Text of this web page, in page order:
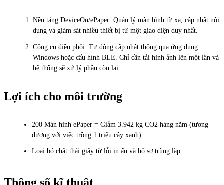
Nền tảng DeviceOn/ePaper: Quản lý màn hình từ xa, cập nhật nội
dung và giám sát nhiều thiết bị từ một giao diện duy nhất.
Công cụ điều phối: Tự động cập nhật thông qua ứng dụng
Windows hoặc cấu hình BLE. Chỉ cần tải hình ảnh lên một lần và
hệ thống sẽ xử lý phần còn lại.
Lợi ích cho môi trường
200 Màn hình ePaper = Giảm 3.942 kg CO2 hàng năm (tương
đương với việc trồng 1 triệu cây xanh).
Loại bỏ chất thải giấy từ lỗi in ấn và hồ sơ trùng lặp.
Thông số kĩ thuật